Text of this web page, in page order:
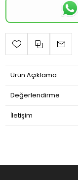
Ürün Açıklama
Değerlendirme
İletişim